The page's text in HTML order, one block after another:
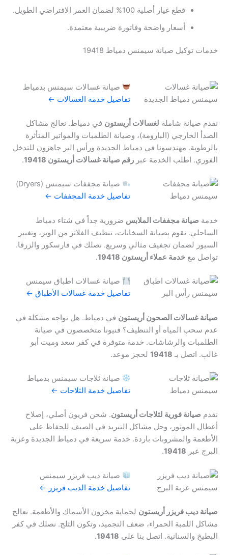
قطع غيار أصلية 100% لضمان العمر الافتراضي الطويل.
أسعار واضحة وفاتورة ضريبية معتمدة.
خدمات توكيل صيانة سيمنس دمياط 19418
صيانة غسالات سيمنس بدمياط
تفاصيل خدمة الغسالات ←
نقدم صيانة شاملة لغسالات أريستون في دمياط. نعالج مشاكل
الصدأ الخارجي (البارومة)، وصيانة الطلمبات والمواتير المتأثرة
بالرطوبة. مهندسونا في دمياط الجديدة ورأس البر جاهزون للتدخل
الفوري. اطلب الخدمة عبر رقم صيانة غسالات أريستون 19418 .
صيانة مجففات سيمنس (Dryers)
تفاصيل خدمة المجففات ←
خدمة صيانة مجففات الملابس ضرورية جداً في شتاء دمياط
الساحلي. نقوم بصيانة السخانات، تنظيف الفلاتر من الوبر، وتغيير
السيور لضمان تجفيف مثالي وسريع. نصلك في فارسكور والزرقا.
تواصل مع خدمة عملاء أريستون 19418 .
صيانة غسالات اطباق سيمنس
تفاصيل خدمة غسالات الأطباق ←
صيانة غسالات الصحون أريستون في دمياط. هل تواجه مشكلة في
عدم سحب المياه أو التنظيف؟ فنيونا متخصصون في صيانة
الطلمبات والرشاشات. خدمة متوفرة في كفر سعد وميت أبو
غالب. اتصل بـ 19418 لحجز موعد.
صيانة ثلاجات سيمنس بدمياط
تفاصيل خدمة الثلاجات ←
نقدم صيانة فورية لثلاجات أريستون. شحن فريون أصلي، إصلاح
أعطال الموتور، وحل مشاكل التبريد في الصيف للحفاظ على
الأطعمة والمشروبات باردة. خدمة سريعة في دمياط الجديدة وعزبة
البرج عبر 19418
.
صيانة ديب فريزر سيمنس
تفاصيل خدمة الديب فريزر ←
صيانة ديب فريزر أريستون لحماية مخزون الأسماك والأطعمة. نعالج
مشاكل اللمبة الحمراء، ضعف التجميد، وتكون الثلج. نصلك في كفر
البطيخ والسنانية. اتصل بنا على 19418
.